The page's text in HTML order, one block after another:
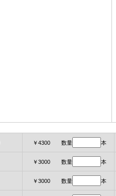
￥4300 数量 本
￥3000 数量 本
￥3000 数量 本